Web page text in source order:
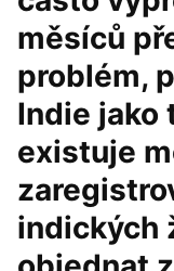
měsíců
problém,
Indie jako
existuje
indických